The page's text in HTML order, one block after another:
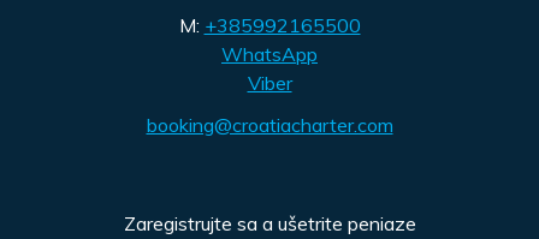
M: +385992165500
WhatsApp
Viber
booking@croatiacharter.com
Zaregistrujte sa a ušetrite peniaze